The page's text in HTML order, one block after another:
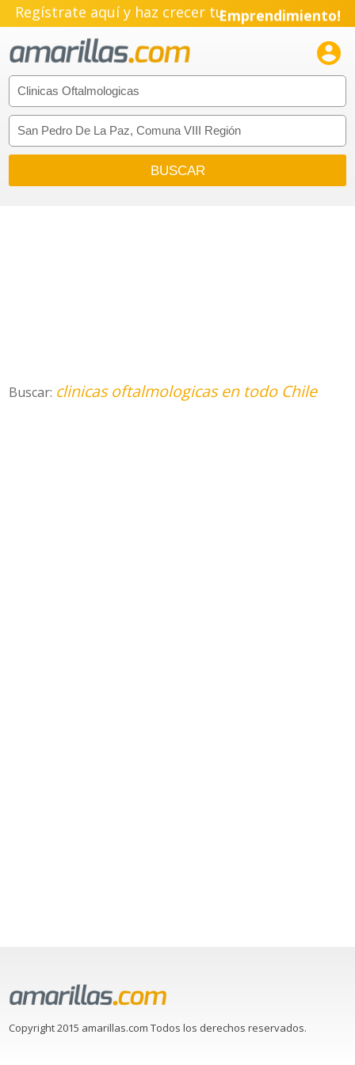
Regístrate aquí y haz crecer tuEmprendimiento!

Buscar: clinicas oftalmologicas en todo Chile
Copyright 2015 amarillas.com Todos los derechos reservados.